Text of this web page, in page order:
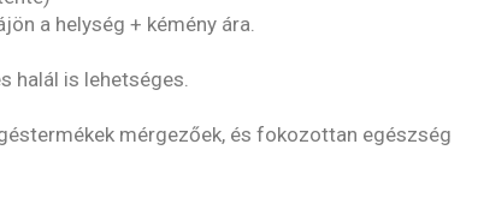
a helység + kémény ára.
halál is lehetséges.
mérgezőek, és fokozottan egészség